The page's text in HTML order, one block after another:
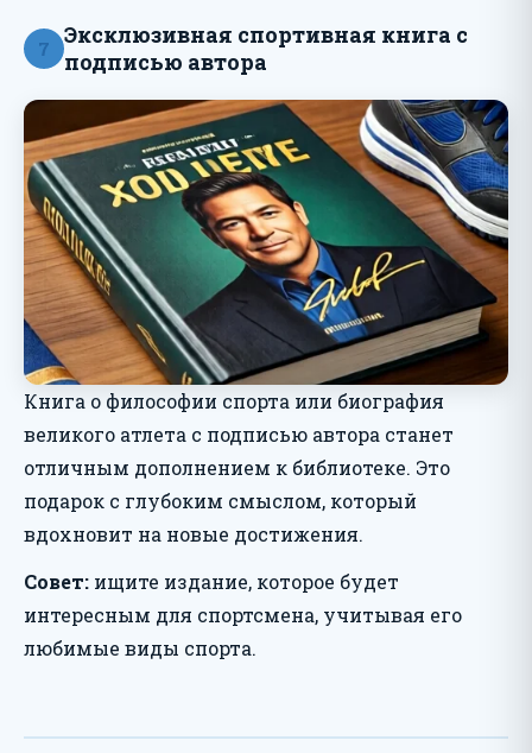
7
Эксклюзивная спортивная книга с
подписью автора
Книга о философии спорта или биография
великого атлета с подписью автора станет
отличным дополнением к библиотеке. Это
подарок с глубоким смыслом, который
вдохновит на новые достижения.
Совет: ищите издание, которое будет
интересным для спортсмена, учитывая его
любимые виды спорта.